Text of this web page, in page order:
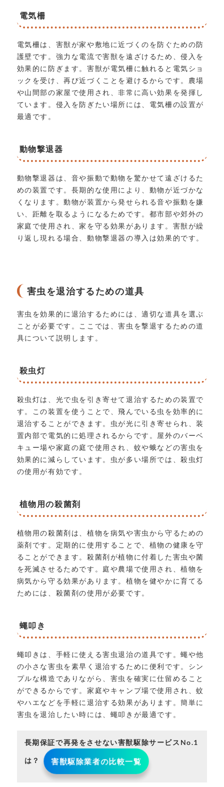
電気柵
電気柵は、害獣が家や敷地に近づくのを防ぐための防
護壁です。強力な電流で害獣を遠ざけるため、侵入を
効果的に防ぎます。害獣が電気柵に触れると電気ショ
ックを受け、再び近づくことを避けるからです。農場
や山間部の家屋で使用され、非常に高い効果を発揮し
ています。侵入を防ぎたい場所には、電気柵の設置が
最適です。
動物撃退器
動物撃退器は、音や振動で動物を驚かせて遠ざけるた
めの装置です。長期的な使用により、動物が近づかな
くなります。動物が装置から発せられる音や振動を嫌
い、距離を取るようになるためです。都市部や郊外の
家庭で使用され、家を守る効果があります。害獣が繰
り返し現れる場合、動物撃退器の導入は効果的です。
害虫を退治するための道具
害虫を効果的に退治するためには、適切な道具を選ぶ
ことが必要です。ここでは、害虫を撃退するための道
具について説明します。
殺虫灯
殺虫灯は、光で虫を引き寄せて退治するための装置で
す。この装置を使うことで、飛んでいる虫を効率的に
退治することができます。虫が光に引き寄せられ、装
置内部で電気的に処理されるからです。屋外のバーベ
キュー場や家庭の庭で使用され、蚊や蛾などの害虫を
効果的に減らしています。虫が多い場所では、殺虫灯
の使用が有効です。
植物用の殺菌剤
植物用の殺菌剤は、植物を病気や害虫から守るための
薬剤です。定期的に使用することで、植物の健康を守
ることができます。殺菌剤が植物に付着した害虫や菌
を死滅させるためです。庭や農場で使用され、植物を
病気から守る効果があります。植物を健やかに育てる
ためには、殺菌剤の使用が必要です。
蠅叩き
蠅叩きは、手軽に使える害虫退治の道具です。蠅や他
の小さな害虫を素早く退治するために便利です。シン
プルな構造でありながら、害虫を確実に仕留めること
ができるからです。家庭やキャンプ場で使用され、蚊
やハエなどを手軽に退治する効果があります。簡単に
害虫を退治したい時には、蠅叩きが最適です。
長期保証で再発をさせない害獣駆除サービスNo.1
は？ 害獣駆除業者の比較一覧